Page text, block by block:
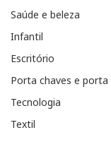
Saúde e beleza
Infantil
Escritório
Porta chaves e porta
Tecnologia
Textil